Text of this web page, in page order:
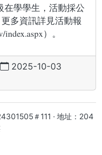
在學學生，活動採公
多資訊詳見活動報
）。
2025-10-03
＃111 · 地址：204